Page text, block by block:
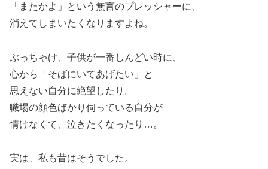
「またかよ」という無言のプレッシャーに、
消えてしまいたくなりますよね。
ぶっちゃけ、子供が一番しんどい時に、
心から「そばにいてあげたい」と
思えない自分に絶望したり。
職場の顔色ばかり伺っている自分が
情けなくて、泣きたくなったり…。
実は、私も昔はそうでした。